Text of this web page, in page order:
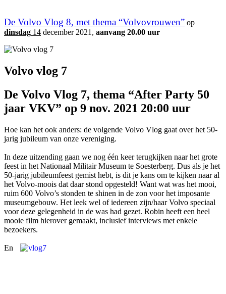
De Volvo Vlog 8, met thema “Volvovrouwen” op
dinsdag 14 december 2021, aanvang 20.00 uur
Volvo vlog 7
De Volvo Vlog 7, thema “After Party 50
jaar VKV” op 9 nov. 2021 20:00 uur
Hoe kan het ook anders: de volgende Volvo Vlog gaat over het 50-
jarig jubileum van onze vereniging.
In deze uitzending gaan we nog één keer terugkijken naar het grote
feest in het Nationaal Militair Museum te Soesterberg. Dus als je het
50-jarig jubileumfeest gemist hebt, is dit je kans om te kijken naar al
het Volvo-moois dat daar stond opgesteld! Want wat was het mooi,
ruim 600 Volvo’s stonden te shinen in de zon voor het imposante
museumgebouw. Het leek wel of iedereen zijn/haar Volvo speciaal
voor deze gelegenheid in de was had gezet. Robin heeft een heel
mooie film hierover gemaakt, inclusief interviews met enkele
bezoekers.
En